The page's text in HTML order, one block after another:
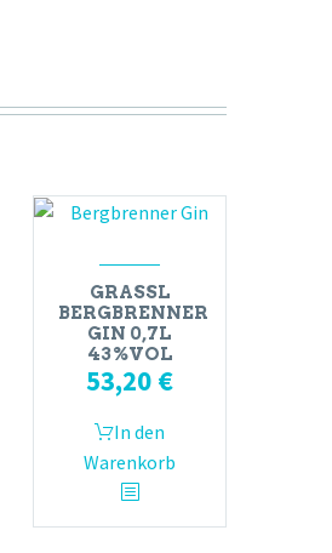
GRASSL
BERGBRENNER
GIN 0,7L
43%VOL
53,20 €
In den
Warenkorb